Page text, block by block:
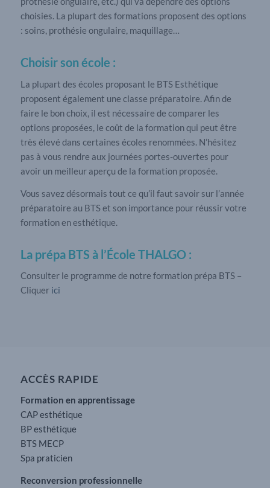
choisies. La plupart des formations proposent des options
: soins, prothésie ongulaire, maquillage…
Choisir son école :
La plupart des écoles proposant le BTS Esthétique
proposent également une classe préparatoire. Afin de
faire le bon choix, il est nécessaire de comparer les
options proposées, le coût de la formation qui peut être
très élevé dans certaines écoles renommées. N’hésitez
pas à vous rendre aux journées portes-ouvertes pour
avoir un meilleur aperçu de la formation proposée.
Vous savez désormais tout ce qu’il faut savoir sur l’année
préparatoire au BTS et son importance pour réussir votre
formation en esthétique.
La prépa BTS à l’École THALGO :
Consulter le programme de notre formation prépa BTS –
Cliquer ici
ACCÈS RAPIDE
Formation en apprentissage
CAP esthétique
BP esthétique
BTS MECP
Spa praticien
Reconversion professionnelle